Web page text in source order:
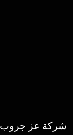
شركة عز جروب